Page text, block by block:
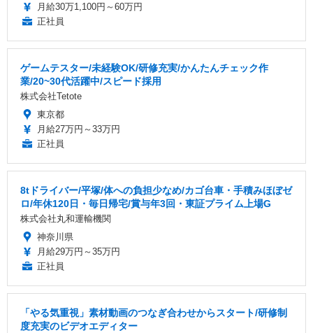
月給30万1,100円～60万円
正社員
ゲームテスター/未経験OK/研修充実/かんたんチェック作
業/20~30代活躍中/スピード採用
株式会社Tetote
東京都
月給27万円～33万円
正社員
8tドライバー/平塚/体への負担少なめ/カゴ台車・手積みほぼゼ
ロ/年休120日・毎日帰宅/賞与年3回・東証プライム上場G
株式会社丸和運輸機関
神奈川県
月給29万円～35万円
正社員
「やる気重視」素材動画のつなぎ合わせからスタート/研修制
度充実のビデオエディター